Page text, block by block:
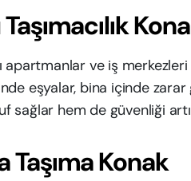
apartmanlar ve iş merkezleri
eşyalar, bina içinde zarar
sağlar hem de güvenliği
Taşıma Konak